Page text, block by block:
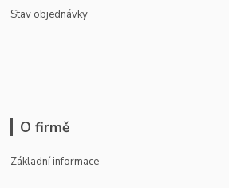
Stav objednávky
O firmě
Základní informace